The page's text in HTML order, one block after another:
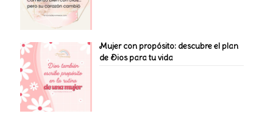
Mujer con propósito: descubre el plan
de Dios para tu vida